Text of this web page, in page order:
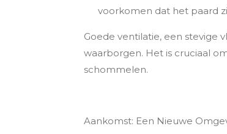
voorkomen dat het paard
Goede ventilatie, een stevige
waarborgen. Het is cruciaal
schommelen.
Aankomst: Een Nieuwe